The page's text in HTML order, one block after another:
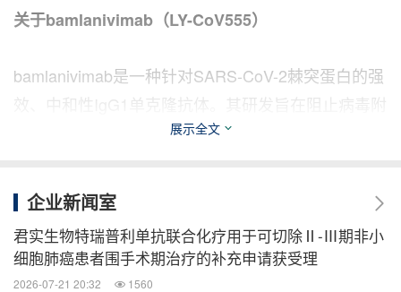
关于bamlanivimab（LY-CoV555）
bamlanivimab是一种针对SARS-CoV-2棘突蛋白的强
效、中和性IgG1单克隆抗体。其研发旨在阻止病毒附
着和进入人体细胞，从而中和病毒，潜在地预防和治
开发抗体疗法从而预防和治疗COVID-19的研究合
作。在AbCellera发现并由国立过敏和传染病研究所
（NIAID）疫苗研究中心的科学家们进行测试之后，
礼来的科学家们在不到3个月的时间里迅速开发了这
展示全文
企业新闻室
君实生物特瑞普利单抗联合化疗用于可切除Ⅱ-Ⅲ期非小
细胞肺癌患者围手术期治疗的补充申请获受理
2026-07-21 20:32 1560